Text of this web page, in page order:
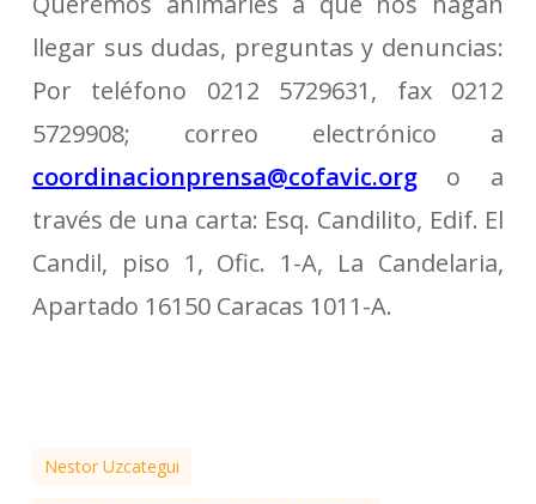
llegar sus dudas, preguntas y denuncias:
Por teléfono 0212 5729631, fax 0212
5729908; correo electrónico a
coordinacionprensa@cofavic.orgo a
través de una carta: Esq. Candilito, Edif. El
Candil, piso 1, Ofic. 1-A, La Candelaria,
Apartado 16150 Caracas 1011-A.
Nestor Uzcategui